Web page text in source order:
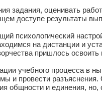
оценивать
доступе результаты
психологический
на дистанции и
пришлось
учебного процесса в
и провести
и единения, но,